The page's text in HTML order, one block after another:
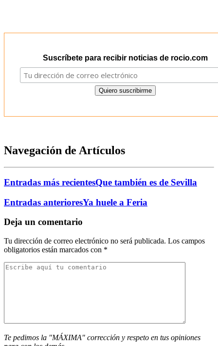
Suscríbete para recibir noticias de rocio.com
Navegación de Artículos
Entradas más recientesQue también es de Sevilla
Entradas anterioresYa huele a Feria
Deja un comentario
Tu dirección de correo electrónico no será publicada. Los campos
obligatorios están marcados con *
Te pedimos la "MÁXIMA" corrección y respeto en tus opiniones